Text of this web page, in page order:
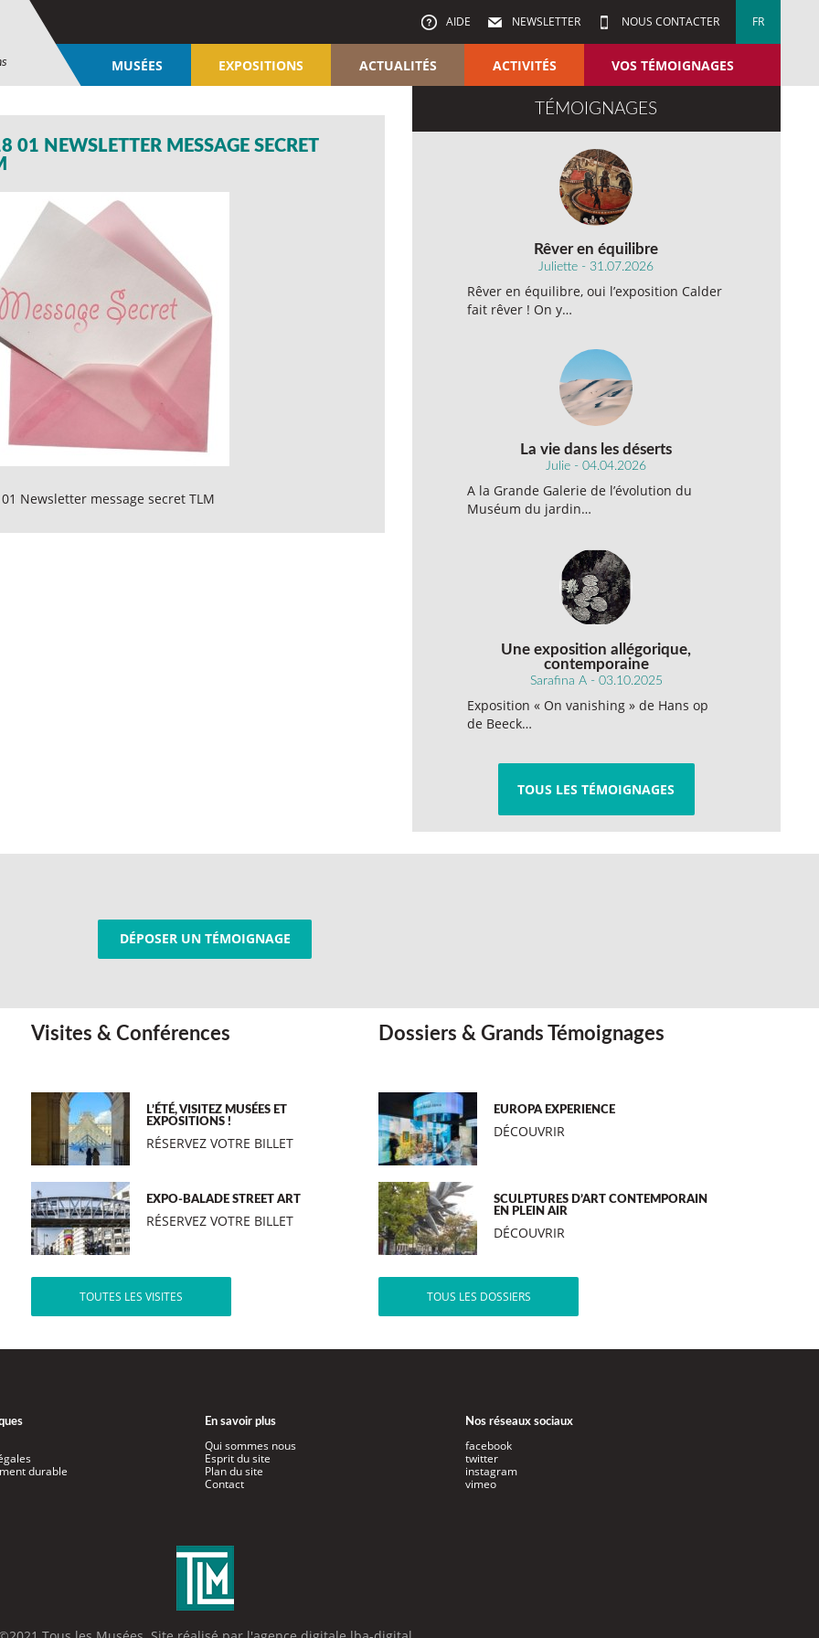
AIDE NEWSLETTER NOUS CONTACTER FR
MUSÉES EXPOSITIONS ACTUALITÉS ACTIVITÉS VOS TÉMOIGNAGES
01 NEWSLETTER MESSAGE SECRET
Newsletter message secret TLM
TÉMOIGNAGES
Rêver en équilibre
Juliette - 31.07.2026
Rêver en équilibre, oui l’exposition Calder
fait rêver ! On y…
La vie dans les déserts
Julie - 04.04.2026
A la Grande Galerie de l’évolution du
Muséum du jardin…
Une exposition allégorique,
contemporaine
Sarafina A - 03.10.2025
Exposition « On vanishing » de Hans op
de Beeck…
TOUS LES TÉMOIGNAGES
DÉPOSER UN TÉMOIGNAGE
Visites & Conférences
L’ÉTÉ, VISITEZ MUSÉES ET
EXPOSITIONS !
RÉSERVEZ VOTRE BILLET
EXPO-BALADE STREET ART
RÉSERVEZ VOTRE BILLET
TOUTES LES VISITES
Dossiers & Grands Témoignages
EUROPA EXPERIENCE
DÉCOUVRIR
SCULPTURES D’ART CONTEMPORAIN
EN PLEIN AIR
DÉCOUVRIR
TOUS LES DOSSIERS
durable
En savoir plus
Qui sommes nous
Esprit du site
Plan du site
Contact
Nos réseaux sociaux
facebook
twitter
instagram
vimeo